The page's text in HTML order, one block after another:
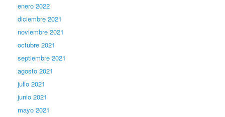
enero 2022
diciembre 2021
noviembre 2021
octubre 2021
septiembre 2021
agosto 2021
julio 2021
junio 2021
mayo 2021